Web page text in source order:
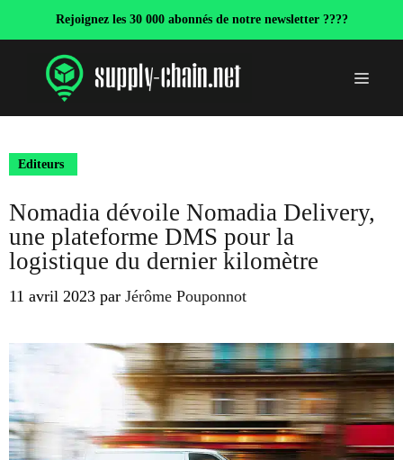
Rejoignez les 30 000 abonnés de notre newsletter ????
Menu
Editeurs
Nomadia dévoile Nomadia Delivery,
une plateforme DMS pour la
logistique du dernier kilomètre
11 avril 2023 par Jérôme Pouponnot